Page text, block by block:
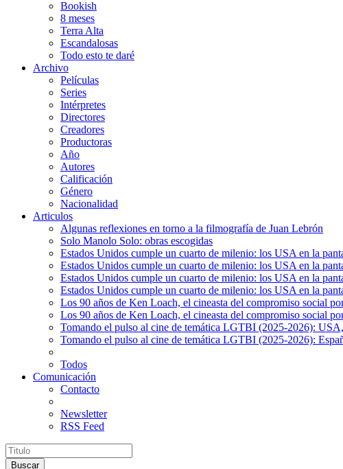
Bookish
8 meses
Terra Alta
Escandalosas
Todo esto te daré
Archivo
Películas
Series
Intérpretes
Directores
Creadores
Productoras
Año
Autores
Calificación
Género
Nacionalidad
Articulos
Algunas reflexiones en torno a la filmografía de Juan Lebrón
Solo Manolo Solo: obras escogidas
Estados Unidos cumple un cuarto de milenio: los USA en la
Estados Unidos cumple un cuarto de milenio: los USA en la
Estados Unidos cumple un cuarto de milenio: los USA en la
Estados Unidos cumple un cuarto de milenio: los USA en la
Los 90 años de Ken Loach, el cineasta del compromiso social
Los 90 años de Ken Loach, el cineasta del compromiso social
Tomando el pulso al cine de temática LGTBI (2025-2026):
Tomando el pulso al cine de temática LGTBI (2025-2026):
Todos
Comunicación
Contacto
Newsletter
RSS Feed
Buscar